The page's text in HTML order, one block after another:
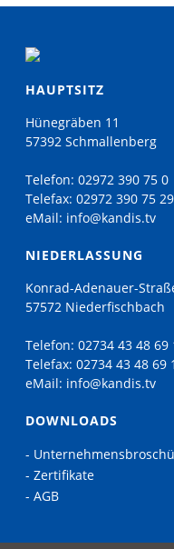
HAUPTSITZ
Hünegräben 11
57392 Schmallenberg
Telefon: 02972 390 75 0
Telefax: 02972 390 75 29
eMail: info@kandis.tv
NIEDERLASSUNG
Konrad-Adenauer-
57572 Niederfischbach
Telefon: 02734 43 48 69
Telefax: 02734 43 48 69
eMail: info@kandis.tv
DOWNLOADS
-
- Zertifikate
- AGB